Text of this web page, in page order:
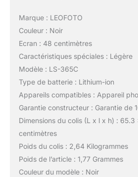
Marque : LEOFOTO
Couleur : Noir
Ecran : 48 centimètres
Caractéristiques spéciales : Légère
Modèle : LS-365C
Type de batterie : Lithium-ion
Appareils compatibles : Appareil
Garantie constructeur : Garantie de
Dimensions du colis (L x l x h) : 65.3
centimètres
Poids du colis : 2,64 Kilogrammes
Poids de l’article : 1,77 Grammes
Couleur du modèle : Noir